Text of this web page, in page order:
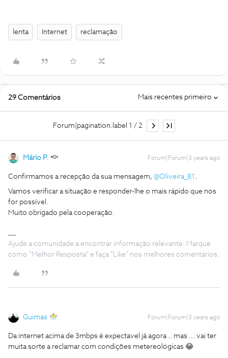
lenta Internet reclamação
29 Comentários Mais recentes primeiro
Forum|pagination.label 1 / 2
Mário P. Forum|Forum|3 years ago
Confirmamos a recepção da sua mensagem, @Oliveira_81 .
Vamos verificar a situação e responder-lhe o mais rápido que nos
for possível.
Muito obrigado pela cooperação.
Ajude a comunidade a encontrar informação relevante. Marque
como "Melhor Resposta" e faça "Like" nos melhores comentários.
Guimas Forum|Forum|3 years ago
Da internet acima de 3mbps é expectavel já agora .. mas … vai ter
muita sorte a reclamar com condições metereológicas 😂